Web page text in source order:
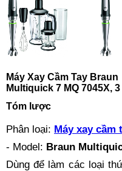
Máy Xay Cầm Tay Braun
Multiquick 7 MQ 7045X,
Tóm lược
Phân loại: Máy xay cầm
- Model: Braun
Dùng để làm các loại